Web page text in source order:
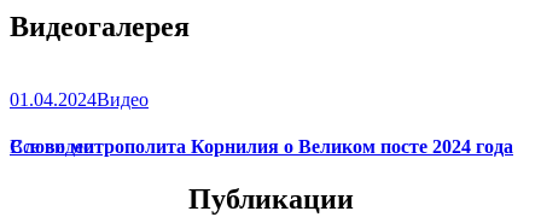
Видеогалерея
01.04.2024Видео
Слово митрополита Корнилия о Великом посте 2024 года
Все видео
Публикации